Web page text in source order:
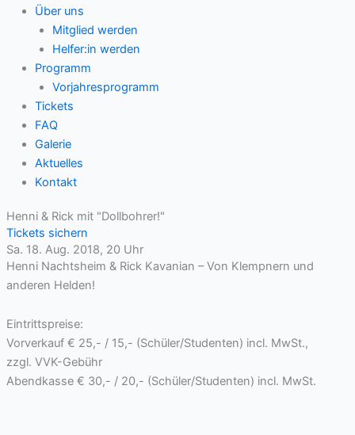
Über uns
Mitglied werden
Helfer:in werden
Programm
Vorjahresprogramm
Tickets
FAQ
Galerie
Aktuelles
Kontakt
Henni & Rick mit "Dollbohrer!"
Tickets sichern
Sa. 18. Aug. 2018, 20 Uhr
Henni Nachtsheim & Rick Kavanian – Von Klempnern und
anderen Helden!
Eintrittspreise:
Vorverkauf € 25,- / 15,- (Schüler/Studenten) incl. MwSt.,
zzgl. VVK-Gebühr
Abendkasse € 30,- / 20,- (Schüler/Studenten) incl. MwSt.